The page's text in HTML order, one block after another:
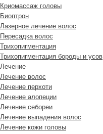
Криомассаж головы
Биоптрон
Лазерное лечение волос
Пересадка волос
Трихопигментация
Трихопигментация бороды и усов
Лечение
Лечение волос
Лечение перхоти
Лечение алопеции
Лечение себореи
Лечение выпадения волос
Лечение кожи головы